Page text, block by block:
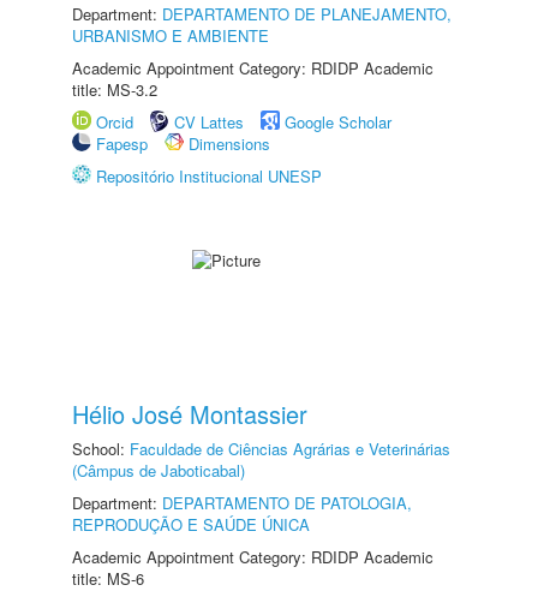
Department: DEPARTAMENTO DE PLANEJAMENTO,
URBANISMO E AMBIENTE
Academic Appointment Category: RDIDP Academic
title: MS-3.2
Orcid
CV Lattes
Google Scholar
Fapesp
Dimensions
Repositório Institucional UNESP
Hélio José Montassier
School: Faculdade de Ciências Agrárias e Veterinárias
(Câmpus de Jaboticabal)
Department: DEPARTAMENTO DE PATOLOGIA,
REPRODUÇÃO E SAÚDE ÚNICA
Academic Appointment Category: RDIDP Academic
title: MS-6